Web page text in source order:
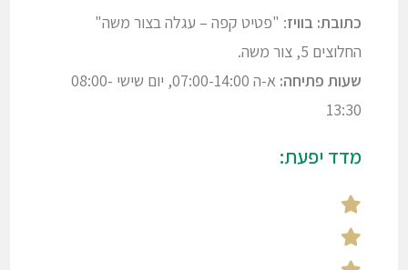
כתובת: בוויז: "פטיט קפה – עגלה בצור משה"
החלוצים 5, צור משה.
שעות פתיחה:
א-ה 07:00-14:00, יום שישי 08:00-
13:30
מדד יפעת: